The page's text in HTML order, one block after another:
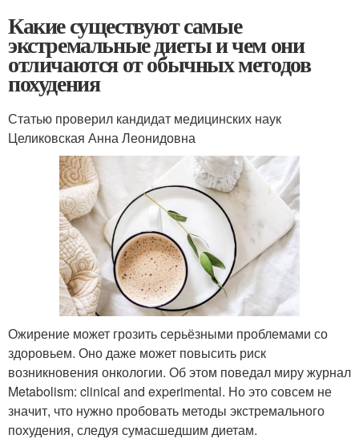
Какие существуют самые
экстремальные диеты и чем они
отличаются от обычных методов
похудения
Статью проверил кандидат медицинских наук
Целиковская Анна Леонидовна
Ожирение может грозить серьёзными проблемами со
здоровьем. Оно даже может повысить риск
возникновения онкологии. Об этом поведал миру журнал
Metabolism: clinical and experimental. Но это совсем не
значит, что нужно пробовать методы экстремального
похудения, следуя сумасшедшим диетам.